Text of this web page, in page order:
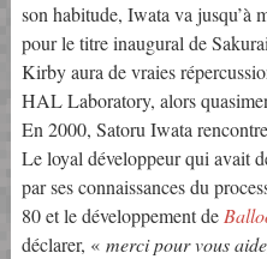
son habitude, Iwata va jusqu’à
pour le titre inaugural de
Kirby aura de vraies
HAL Laboratory, alors
En 2000, Satoru Iwata
Le loyal développeur qui avait
par ses connaissances du
80 et le développement de
déclarer, « merci pour vous